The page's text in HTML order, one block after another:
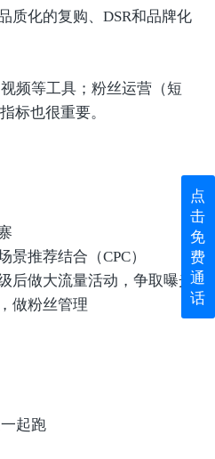
质化的复购、DSR和品牌化
频等工具；粉丝运营（短
标也很重要。
推荐结合（CPC）
后做大流量活动，争取曝光
做粉丝管理
起跑
点
击
免
费
通
话